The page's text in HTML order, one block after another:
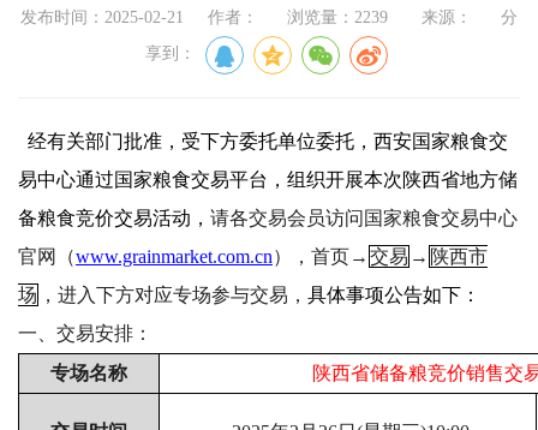
发布时间：2025-02-21 作者： 浏览量：2239 来源： 分
享到：
经有关部门批准，受下方委托单位委托，西安国家粮食交
易中心通过国家粮食交易平台，组织开展本次陕西省地方储
备粮食竞价交易活动， 请各交易会员访问国家粮食交易中心
官网（www.grainmarket.com.cn）， 首页→ 交易 → 陕西市
场 ，进入下方对应专场参与交易， 具体事项公告如下：
一、交易安排：
专场名称
陕西省储备粮竞价销售交